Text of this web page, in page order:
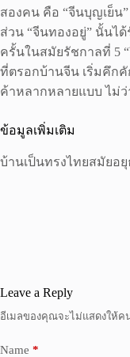
สองคน คือ “จีนบุญเย็น
ส่วน “จีนทองอยู่” นั้นไ
ครั้นในสมัยรัชกาลที่ 5
ที่ตรอกบ้านจีน เริ่มคึกคั
ค้าหลากหลายแบบ ไม่ว่
ข้อมูลเพิ่มเติม
บ้านเป็นทรงไทยสมัยอ
Leave a Reply
อีเมลของคุณจะไม่แสดงให้ค
Name *